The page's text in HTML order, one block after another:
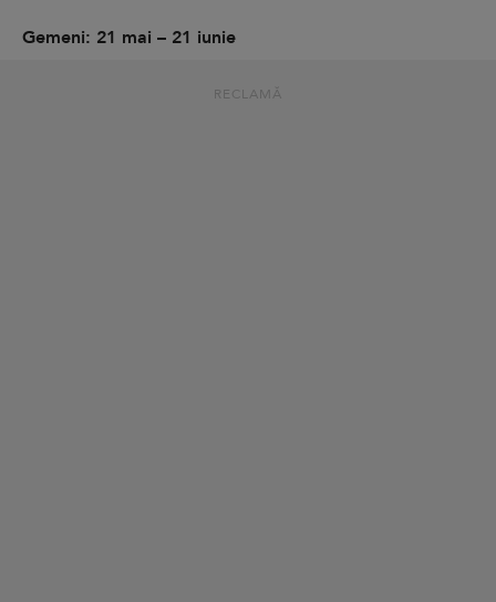
Gemeni: 21 mai – 21 iunie
RECLAMĂ